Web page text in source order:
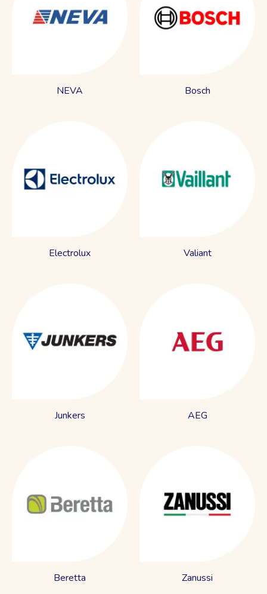
NEVA Bosch
Electrolux Valiant
Junkers AEG
Beretta Zanussi